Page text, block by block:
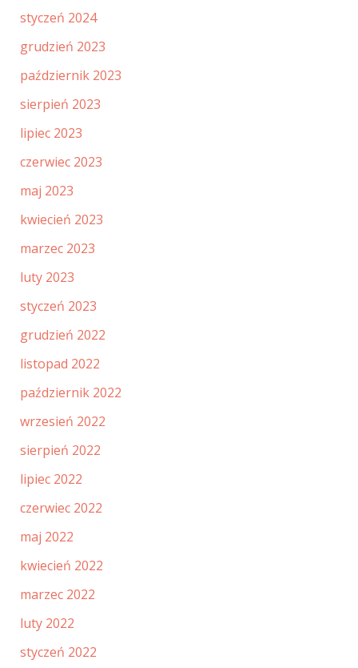
styczeń 2024
grudzień 2023
październik 2023
sierpień 2023
lipiec 2023
czerwiec 2023
maj 2023
kwiecień 2023
marzec 2023
luty 2023
styczeń 2023
grudzień 2022
listopad 2022
październik 2022
wrzesień 2022
sierpień 2022
lipiec 2022
czerwiec 2022
maj 2022
kwiecień 2022
marzec 2022
luty 2022
styczeń 2022